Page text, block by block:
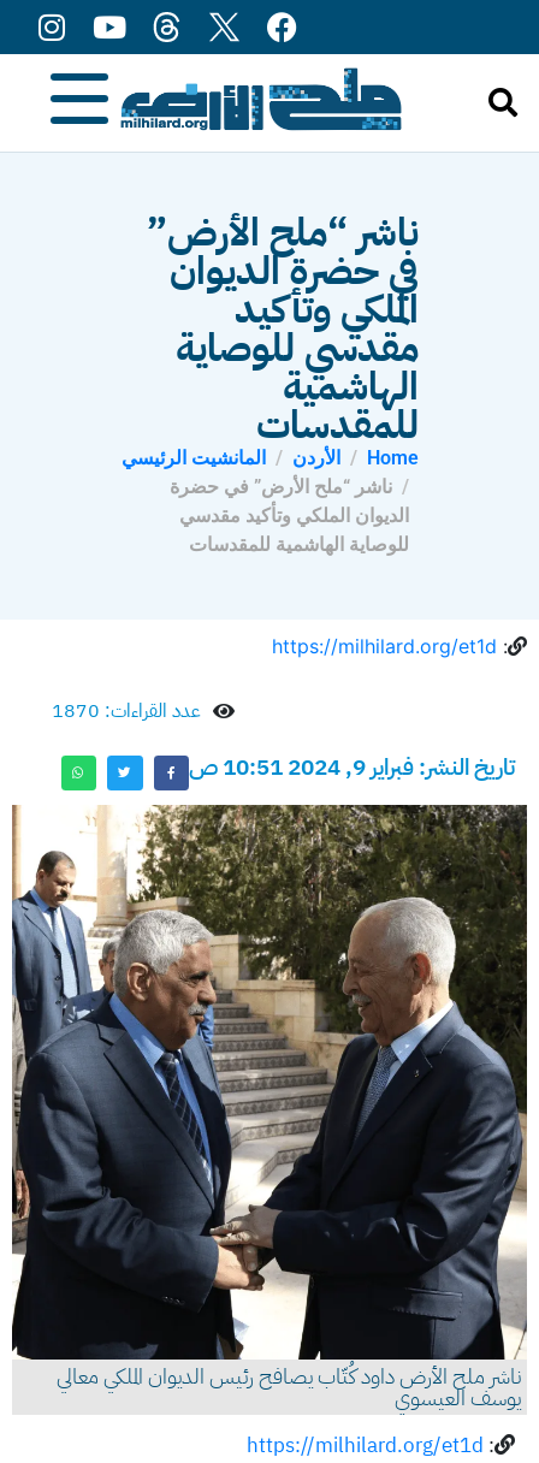
ناشر “ملح الأرض”
في حضرة الديوان
الملكي وتأكيد
مقدسي للوصاية
الهاشمية
للمقدسات
Home الأردن
المانشيت الرئيسي
ناشر “ملح الأرض” في حضرة
الديوان الملكي وتأكيد مقدسي
للوصاية الهاشمية للمقدسات
:
https://milhilard.org/et1d
عدد القراءات: 1870
تاريخ النشر: فبراير 9, 2024 10:51 ص
ناشر ملح الأرض داود كُتّاب يصافح رئيس الديوان الملكي معالي
يوسف العيسوي
:
https://milhilard.org/et1d